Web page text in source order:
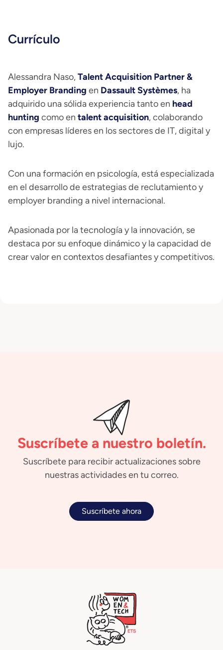
Currículo
Alessandra Naso,Talent Acquisition Partner &
Employer Branding en Dassault Systèmes, ha
adquirido una sólida experiencia tanto en head
hunting como en talent acquisition, colaborando
con empresas líderes en los sectores de IT, digital y
lujo.
Con una formación en psicología, está especializada
en el desarrollo de estrategias de reclutamiento y
employer branding a nivel internacional.
Apasionada por la tecnología y la innovación, se
destaca por su enfoque dinámico y la capacidad de
crear valor en contextos desafiantes y competitivos.
Suscríbete a nuestro boletín.
Suscríbete para recibir actualizaciones sobre
nuestras actividades en tu correo.
Suscríbete ahora